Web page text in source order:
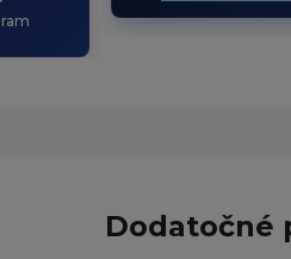
Dodatočné